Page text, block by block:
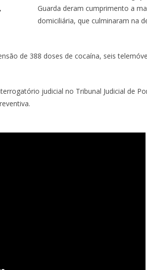
Guarda deram cumprimento a
domiciliária, que culminaram na
de 388 doses de cocaína, seis
judicial no Tribunal Judicial de